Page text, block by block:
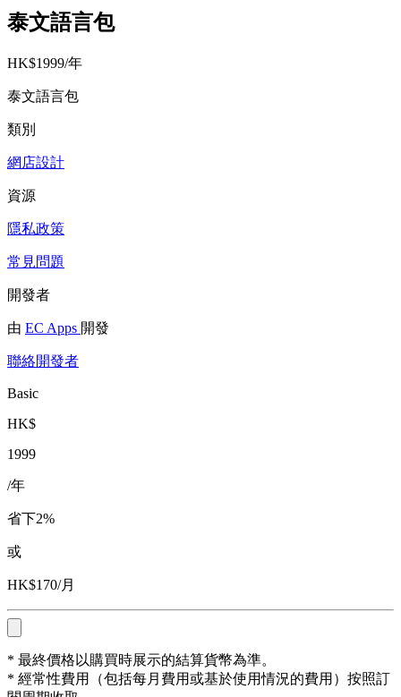
泰文語言包
HK$1999/年
泰文語言包
類別
網店設計
資源
隱私政策
常見問題
開發者
由 EC Apps 開發
聯絡開發者
Basic
HK$
1999
/年
省下2%
或
HK$170/月
* 最終價格以購買時展示的結算貨幣為準。
* 經常性費用（包括每月費用或基於使用情況的費用）按照訂